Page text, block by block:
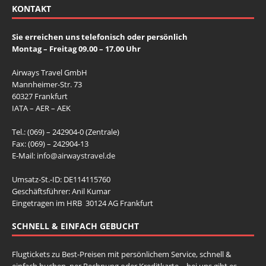
KONTAKT
Sie erreichen uns telefonisch oder persönlich
Montag – Freitag 09.00 – 17.00 Uhr
Airways Travel GmbH
Mannheimer-Str. 73
60327 Frankfurt
IATA – AER – AEK
Tel.: (069) – 242904-0 (Zentrale)
Fax: (069) – 242904-13
E-Mail: info@airwaystravel.de
Umsatz-St.-ID: DE114115760
Geschäftsführer: Anil Kumar
Eingetragen im HRB 30124 AG Frankfurt
SCHNELL & EINFACH GEBUCHT
Flugtickets zu Best-Preisen mit persönlichem Service, schnell &